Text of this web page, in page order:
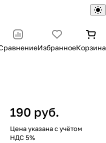
ИзбранноеКорзина
190 руб.
Цена указана с учётом
НДС 5%